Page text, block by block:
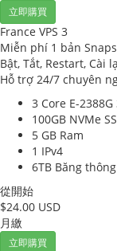
立即購買
France VPS 3
Miễn phí 1 bản
Bật, Tắt, Restart, Cài
Hỗ trợ 24/7 chuyên
3 Core E-2388G
100GB NVMe
5 GB Ram
1 IPv4
6TB Băng thông
從開始
$24.00 USD
月繳
立即購買